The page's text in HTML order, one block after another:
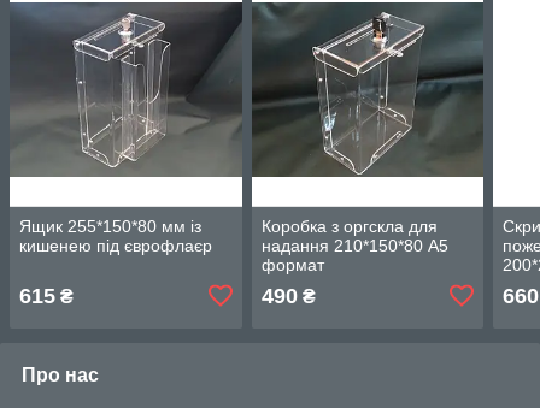
Ящик 255*150*80 мм із
кишенею під єврофлаєр
615 ₴
Коробка з оргскла для
надання 210*150*80 А5
формат
490₴ 660
Про нас